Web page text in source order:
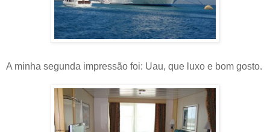
A minha segunda impressão foi: Uau, que luxo e bom gosto.